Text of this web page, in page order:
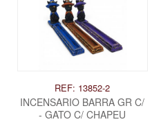
REF: 13852-2
INCENSARIO BARRA GR C/
- GATO C/ CHAPEU